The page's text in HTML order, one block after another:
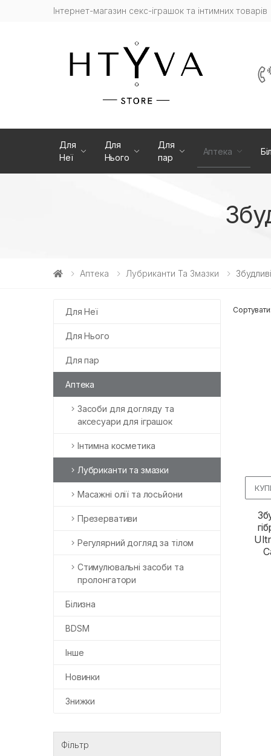
Інтернет-магазин cекс-іграшок та інтимних товарів
Для
Неї
Для
Нього
Для
пар
Аптека
Аптека Лубриканти Та Змазки
Для Неї
Для Нього
Для пар
Аптека
Засоби для догляду та
аксесуари для іграшок
Інтимна косметика
Лубриканти та змазки
Масажні олії та лосьйони
Презервативи
Регулярний догляд за тілом
Стимулювальні засоби та
пролонгатори
Білизна
BDSM
Інше
Новинки
Знижки
Фільтр
Сортувати: